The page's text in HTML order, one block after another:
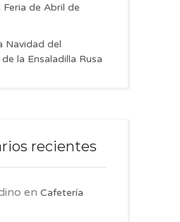
de Abril de
Navidad del
la Ensaladilla Rusa
recientes
en Cafetería